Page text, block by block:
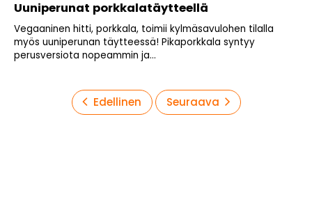
Uuniperunat porkkalatäytteellä
Vegaaninen hitti, porkkala, toimii kylmäsavulohen tilalla
myös uuniperunan täytteessä! Pikaporkkala syntyy
perusversiota nopeammin ja...
ArtikkelienEdellinen Seuraava